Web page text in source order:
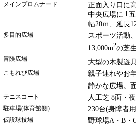
メインプロムナード
正面入り口に
中央広場に ｢
幅20ｍ、延長
多目的広場
スポーツ活動
13,000m2の芝
冒険広場 大型の木製遊
こもれび広場
親子連れやお
静かな広場。
テニスコート 人工芝 8面・
駐車場(体育館側) 230台(身障者
仮設球技場 野球場A・B